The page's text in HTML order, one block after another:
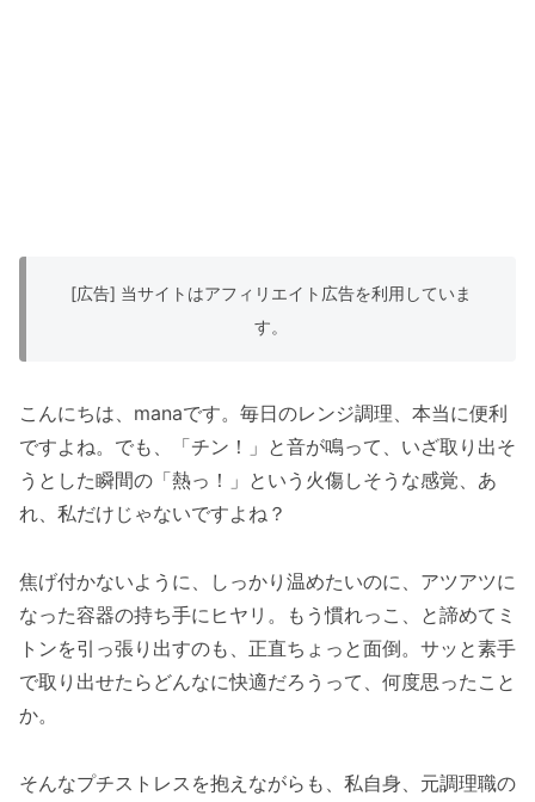
[広告] 当サイトはアフィリエイト広告を利用していま
す。
こんにちは、manaです。毎日のレンジ調理、本当に便利
ですよね。でも、「チン！」と音が鳴って、いざ取り出そ
うとした瞬間の「熱っ！」という火傷しそうな感覚、あ
れ、私だけじゃないですよね？
焦げ付かないように、しっかり温めたいのに、アツアツに
なった容器の持ち手にヒヤリ。もう慣れっこ、と諦めてミ
トンを引っ張り出すのも、正直ちょっと面倒。サッと素手
で取り出せたらどんなに快適だろうって、何度思ったこと
か。
そんなプチストレスを抱えながらも、私自身、元調理職の